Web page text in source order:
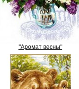
"Аромат весны"